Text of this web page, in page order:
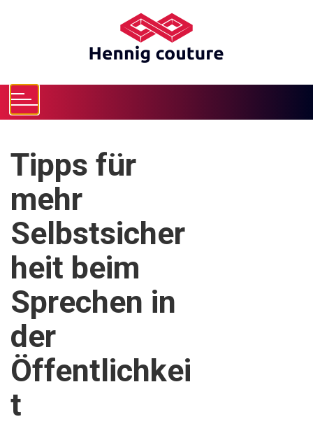
Tipps für
mehr
Selbstsicher
heit beim
Sprechen in
der
Öffentlichkei
t